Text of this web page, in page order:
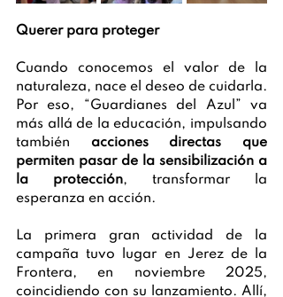
Querer para proteger
Cuando conocemos el valor de la
naturaleza, nace el deseo de cuidarla.
Por eso, “Guardianes del Azul” va
más allá de la educación, impulsando
también acciones directas que
permiten pasar de la sensibilización a
la protección, transformar la
esperanza en acción.
La primera gran actividad de la
campaña tuvo lugar en Jerez de la
Frontera, en noviembre 2025,
coincidiendo con su lanzamiento. Allí,